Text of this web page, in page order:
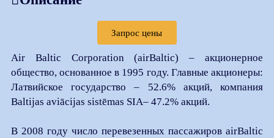
Запрос цены
Air Baltic Corporation (airBaltic) – акционерное
общество, основанное в 1995 году. Главные акционеры:
Латвийское государство – 52.6% акций, компания
Baltijas aviācijas sistēmas SIA– 47.2% акций.
В 2008 году число перевезенных пассажиров airBaltic